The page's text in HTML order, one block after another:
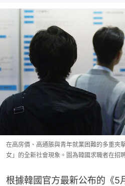
在高房價、高通脹與青年就業困難的多重夾
女」的全新社會現象。圖為韓國求職者在招
根據韓國官方最新公布的《5